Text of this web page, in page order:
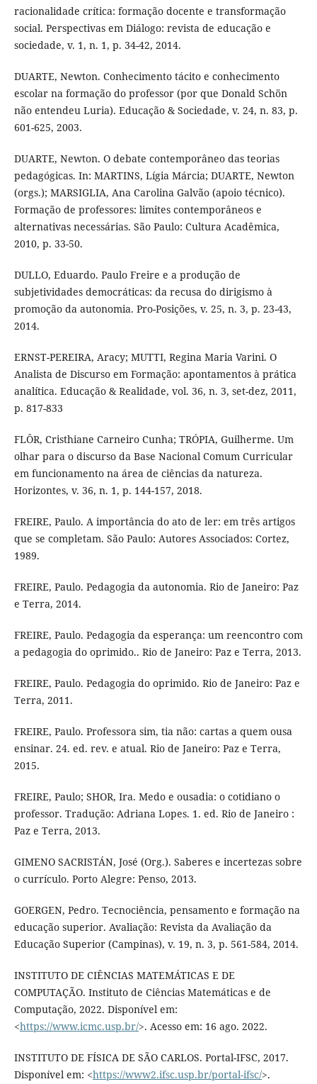
racionalidade crítica: formação docente e transformação
social. Perspectivas em Diálogo: revista de educação e
sociedade, v. 1, n. 1, p. 34-42, 2014.
DUARTE, Newton. Conhecimento tácito e conhecimento
escolar na formação do professor (por que Donald Schön
não entendeu Luria). Educação & Sociedade, v. 24, n. 83, p.
601-625, 2003.
DUARTE, Newton. O debate contemporâneo das teorias
pedagógicas. In: MARTINS, Lígia Márcia; DUARTE, Newton
(orgs.); MARSIGLIA, Ana Carolina Galvão (apoio técnico).
Formação de professores: limites contemporâneos e
alternativas necessárias. São Paulo: Cultura Acadêmica,
2010, p. 33-50.
DULLO, Eduardo. Paulo Freire e a produção de
subjetividades democráticas: da recusa do dirigismo à
promoção da autonomia. Pro-Posições, v. 25, n. 3, p. 23-43,
2014.
ERNST-PEREIRA, Aracy; MUTTI, Regina Maria Varini. O
Analista de Discurso em Formação: apontamentos à prática
analítica. Educação & Realidade, vol. 36, n. 3, set-dez, 2011,
p. 817-833
FLÔR, Cristhiane Carneiro Cunha; TRÓPIA, Guilherme. Um
olhar para o discurso da Base Nacional Comum Curricular
em funcionamento na área de ciências da natureza.
Horizontes, v. 36, n. 1, p. 144-157, 2018.
FREIRE, Paulo. A importância do ato de ler: em três artigos
que se completam. São Paulo: Autores Associados: Cortez,
1989.
FREIRE, Paulo. Pedagogia da autonomia. Rio de Janeiro: Paz
e Terra, 2014.
FREIRE, Paulo. Pedagogia da esperança: um reencontro com
a pedagogia do oprimido.. Rio de Janeiro: Paz e Terra, 2013.
FREIRE, Paulo. Pedagogia do oprimido. Rio de Janeiro: Paz e
Terra, 2011.
FREIRE, Paulo. Professora sim, tia não: cartas a quem ousa
ensinar. 24. ed. rev. e atual. Rio de Janeiro: Paz e Terra,
2015.
FREIRE, Paulo; SHOR, Ira. Medo e ousadia: o cotidiano o
professor. Tradução: Adriana Lopes. 1. ed. Rio de Janeiro :
Paz e Terra, 2013.
GIMENO SACRISTÁN, José (Org.). Saberes e incertezas sobre
o currículo. Porto Alegre: Penso, 2013.
GOERGEN, Pedro. Tecnociência, pensamento e formação na
educação superior. Avaliação: Revista da Avaliação da
Educação Superior (Campinas), v. 19, n. 3, p. 561-584, 2014.
INSTITUTO DE CIÊNCIAS MATEMÁTICAS E DE
COMPUTAÇÃO. Instituto de Ciências Matemáticas e de
Computação, 2022. Disponível em:
<https://www.icmc.usp.br/>. Acesso em: 16 ago. 2022.
INSTITUTO DE FÍSICA DE SÃO CARLOS. Portal-IFSC, 2017.
Disponível em: <https://www2.ifsc.usp.br/portal-ifsc/>.